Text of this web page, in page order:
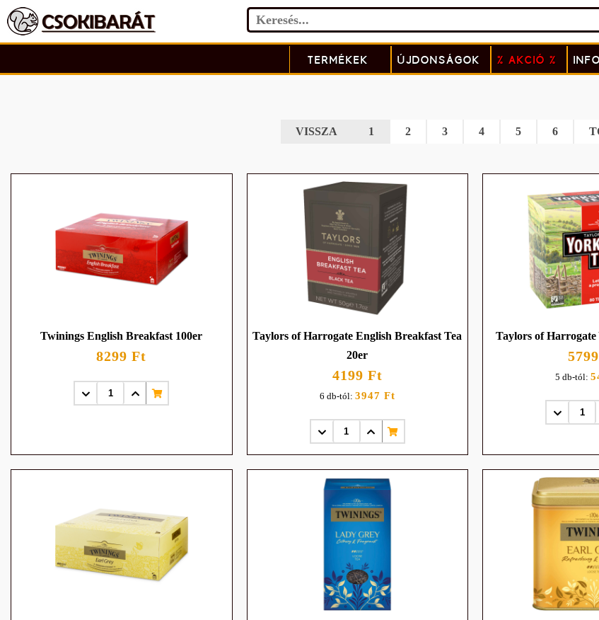
TERMÉKEK ÚJDONSÁGOK % AKCIÓ %
VISSZA 1 2 3 4 5 6
Twinings English Breakfast 100er
8299 Ft
Taylors of Harrogate English Breakfast Tea
20er
4199 Ft
6 db-tól: 3947 Ft
Taylors of Harrogate
5 db-tól: